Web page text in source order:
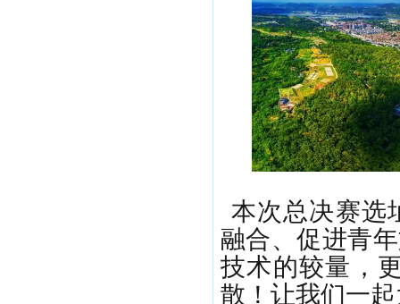
本次总决赛选
融合、促进青
技术的较量，
散！让我们一